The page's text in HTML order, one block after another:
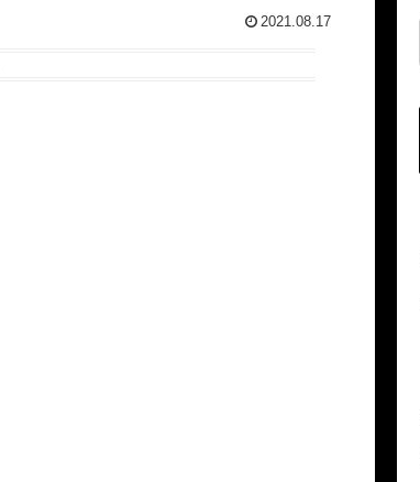
2021.08.17